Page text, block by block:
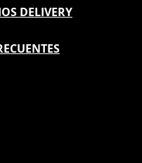
DELIVERY